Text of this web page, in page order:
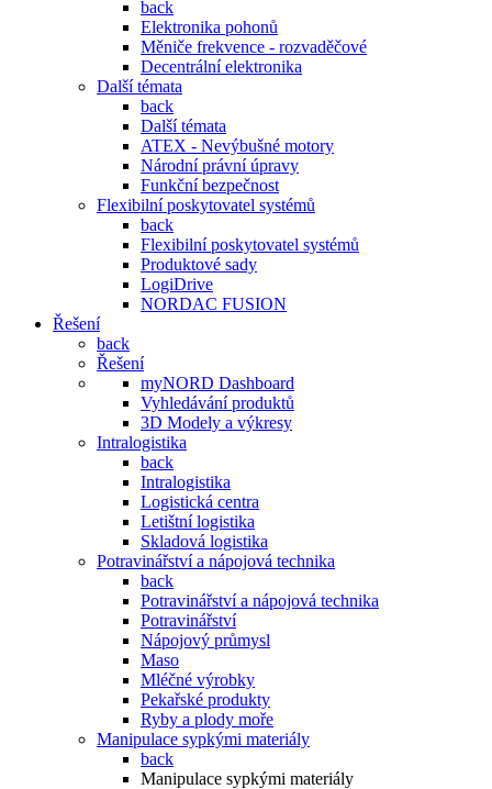
back
Elektronika pohonů
Měniče frekvence - rozvaděčové
Decentrální elektronika
Další témata
back
Další témata
ATEX - Nevýbušné motory
Národní právní úpravy
Funkční bezpečnost
Flexibilní poskytovatel systémů
back
Flexibilní poskytovatel systémů
Produktové sady
LogiDrive
NORDAC FUSION
Řešení
back
Řešení
myNORD Dashboard
Vyhledávání produktů
3D Modely a výkresy
Intralogistika
back
Intralogistika
Logistická centra
Letištní logistika
Skladová logistika
Potravinářství a nápojová technika
back
Potravinářství a nápojová technika
Potravinářství
Nápojový průmysl
Maso
Mléčné výrobky
Pekařské produkty
Ryby a plody moře
Manipulace sypkými materiály
back
Manipulace sypkými materiály